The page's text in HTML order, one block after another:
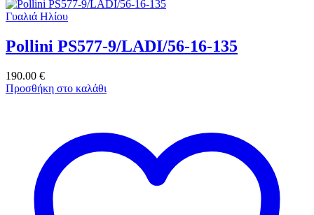
Γυαλιά Ηλίου
Pollini PS577-9/LADI/56-16-135
190.00 €
Προσθήκη στο καλάθι